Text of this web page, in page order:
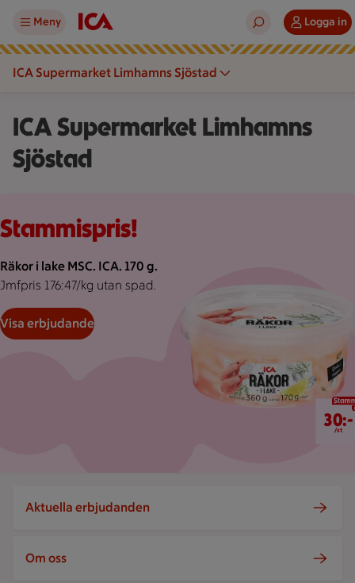
Meny Logga in
ICA Supermarket Limhamns Sjöstad
ICA Supermarket Limhamns
Sjöstad
Stammispris!
Räkor i lake MSC. ICA. 170 g.
Jmfpris 176:47/kg utan spad.
Visa erbjudande
30 kr/st
30:-
/st
Aktuella erbjudanden
Om oss